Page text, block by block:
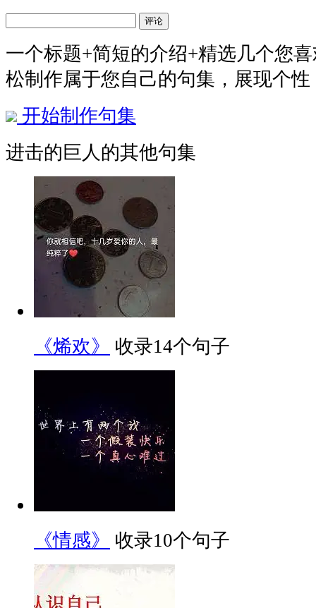
评论
一个标题+简短的介绍+精选几个您
松制作属于您自己的句集，展现个
开始制作句集
进击的巨人的其他句集
《烯欢》 收录14个句子
《情感》 收录10个句子